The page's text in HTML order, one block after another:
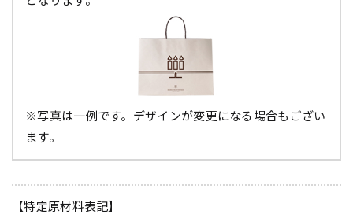
※写真は一例です。デザインが変更になる場合もござい
ます。
【特定原材料表記】